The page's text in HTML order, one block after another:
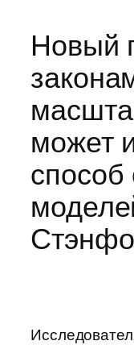
Новый
может
способ